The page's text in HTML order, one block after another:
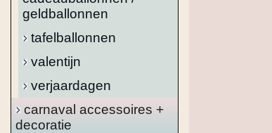
geldballonnen
tafelballonnen
valentijn
verjaardagen
carnaval accessoires +
decoratie